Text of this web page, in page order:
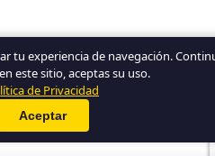
tu experiencia de navegación.
este sitio, aceptas su uso.
de Privacidad
Aceptar